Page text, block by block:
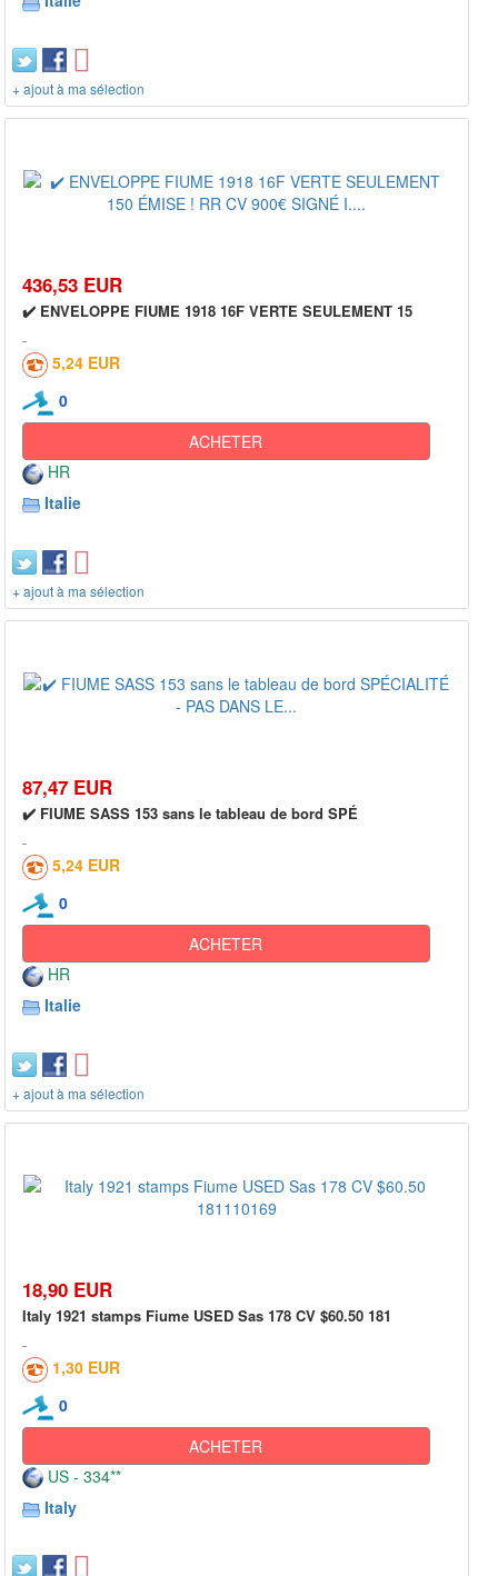
+ ajout à ma sélection
436,53 EUR
✔️ ENVELOPPE FIUME 1918 16F VERTE SEULEMENT 15
5,24 EUR
0
ACHETER
HR
Italie
+ ajout à ma sélection
87,47 EUR
✔️ FIUME SASS 153 sans le tableau de bord SPÉ
5,24 EUR
0
ACHETER
HR
Italie
+ ajout à ma sélection
18,90 EUR
Italy 1921 stamps Fiume USED Sas 178 CV $60.50 181
1,30 EUR
0
ACHETER
US - 334**
Italy